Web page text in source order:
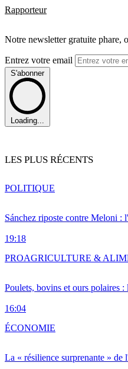
Rapporteur
Notre newsletter gratuite phare,
Entrez votre email
S'abonner
Loading...
LES PLUS RÉCENTS
Sánchez riposte contre Meloni :
19:18
POLITIQUE
Poulets, bovins et ours polaires
16:04
PROAGRICULTURE &
La « résilience surprenante » de
ÉCONOMIE